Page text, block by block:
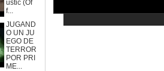
ustic (Of
f...
JUGAND
O UN JU
EGO DE
TERROR
POR PRI
ME...